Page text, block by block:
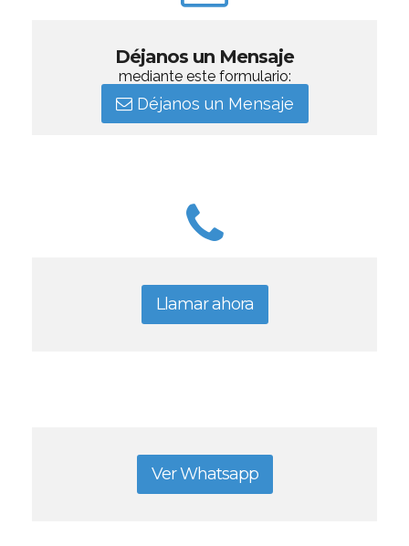
Déjanos un Mensaje
mediante este formulario:
Déjanos un Mensaje
Llamar ahora
Ver Whatsapp